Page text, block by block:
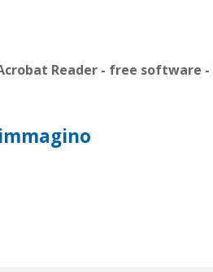
Reader - free software -